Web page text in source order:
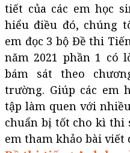
tiết của các em học
hiểu điều đó, chúng
em đọc 3 bộ Đề thi
năm 2021 phần 1 có
bám sát theo
trường. Giúp các em
tập làm quen với
chuẩn bị tốt cho kì thi
em tham khảo bài viết